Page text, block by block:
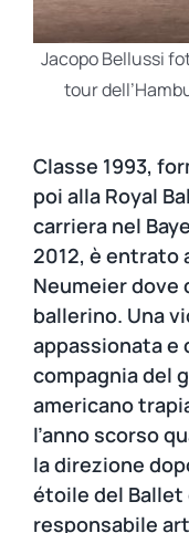
Jacopo Bellussi
tour
Classe 1993,
poi alla Royal
carriera nel
2012, è entrato
Neumeier
ballerino. Una
appassionata e
compagnia del
americano
l’anno scorso
la direzione
étoile del Ballet
responsabile